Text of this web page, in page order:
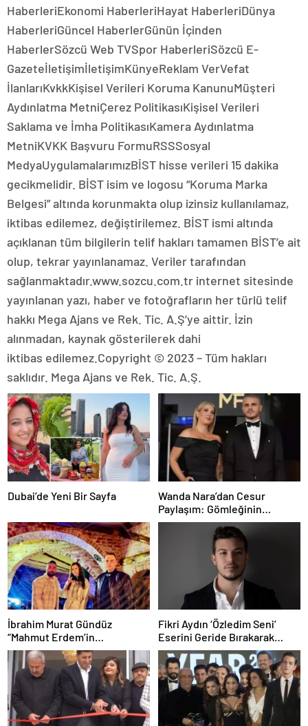
HaberleriEkonomi HaberleriHayat HaberleriDünya
HaberleriGüncel HaberlerGünün İçinden
HaberlerSözcü Web TVSpor HaberleriSözcü E-
GazeteİletişimİletişimKünyeReklam VerVefat
İlanlarıKvkkKişisel Verileri Koruma KanunuMüşteri
Aydınlatma MetniÇerez PolitikasıKişisel Verileri
Saklama ve İmha PolitikasıKamera Aydınlatma
MetniKVKK Başvuru FormuRSSSosyal
MedyaUygulamalarımızBİST hisse verileri 15 dakika
gecikmelidir. BİST isim ve logosu “Koruma Marka
Belgesi” altında korunmakta olup izinsiz kullanılamaz,
iktibas edilemez, değiştirilemez. BİST ismi altında
açıklanan tüm bilgilerin telif hakları tamamen BİST’e ait
olup, tekrar yayınlanamaz. Veriler tarafından
sağlanmaktadır.www.sozcu.com.tr internet sitesinde
yayınlanan yazı, haber ve fotoğrafların her türlü telif
hakkı Mega Ajans ve Rek. Tic. A.Ş’ye aittir. İzin
alınmadan, kaynak gösterilerek dahi
iktibas edilemez.Copyright © 2023 – Tüm hakları
saklıdır. Mega Ajans ve Rek. Tic. A.Ş.
Dubai’de Yeni Bir Sayfa
Wanda Nara’dan Cesur
Paylaşım: Gömleğinin
Düğmelerini Kapatmayan
Pozuyla Gündemde
İbrahim Murat Gündüz
“Mahmut Erdem’in
Liderliğinde Şövalye Event
Ankara Gece Hayatının Yeni
İkonu”
Fikri Aydın ‘Özledim Seni’
Eserini Geride Bırakarak
Yeni Single İçin Hazırlanıyor